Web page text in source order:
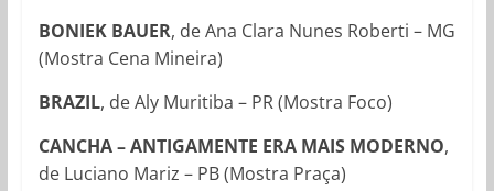
BONIEK BAUER, de Ana Clara Nunes Roberti – MG
(Mostra Cena Mineira)
BRAZIL, de Aly Muritiba – PR (Mostra Foco)
CANCHA – ANTIGAMENTE ERA MAIS MODERNO,
de Luciano Mariz – PB (Mostra Praça)